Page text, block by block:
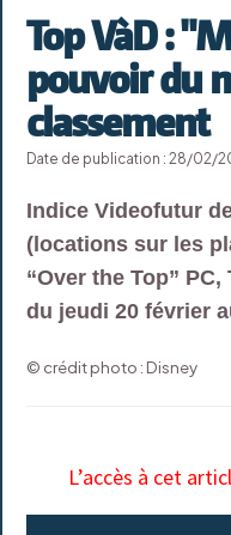
Top VàD :
pouvoir du
classement
Date de publication : 28/02/
Indice Videofutur
(locations sur les
“Over the Top”
du jeudi 20 février
© crédit photo : Disney
L’accès à cet